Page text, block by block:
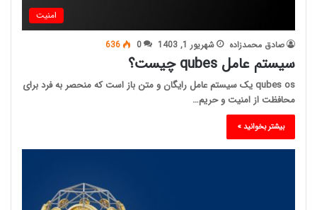
امنیت
صادق محمدزاده شهریور 1, 1403 0
636
سیستم عامل qubes چیست؟
qubes os یک سیستم عامل رایگان و متن باز است که منحصر به فرد برای
محافظت از امنیت و حریم…
بیشتر بخوانید »